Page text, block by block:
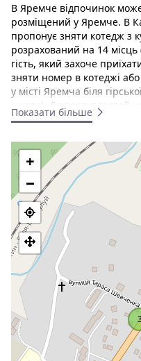
В Яремче відпочинок
розміщений у Яремче. В
пропонує зняти котедж з
розрахований на 14 місць
гість, який захоче
зняти номер в котеджі
у місті Яремча біля
). До послуг гостей
гори. Бездротовий доступ
Відстані до гори Говерла
Яблуниці - 34 км, смт.
розрахована на 4 особи.
транспортні послуги,
Номери забезпечені
скористатися
піччю і плитою.
укомплектована
номеру можна
На першому поверсі —
(столики з кріслами,
облаштована для
плита, холодильник,
столик з кріслами);
Показати більше
+
−